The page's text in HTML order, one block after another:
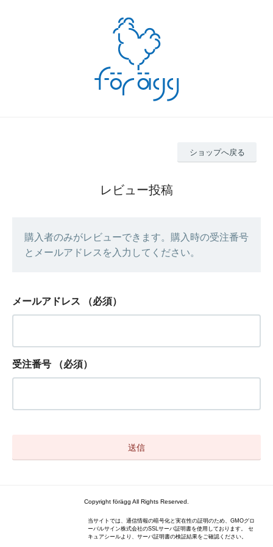
ショップへ戻る
レビュー投稿
購入者のみがレビューできます。購入時の受注番号
とメールアドレスを入力してください。
メールアドレス （必須）
受注番号 （必須）
Copyright förägg All Rights Reserved.
当サイトでは、通信情報の暗号化と実在性の証明のため、GMOグロ
ーバルサイン株式会社のSSLサーバ証明書を使用しております。 セ
キュアシールより、サーバ証明書の検証結果をご確認ください。